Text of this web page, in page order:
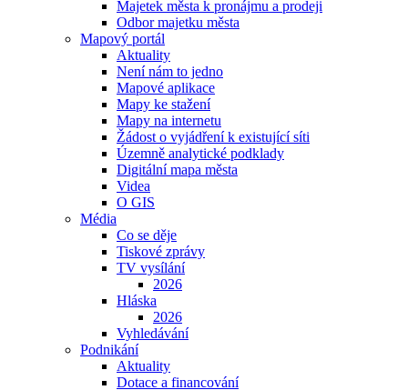
Majetek města k pronájmu a prodeji
Odbor majetku města
Mapový portál
Aktuality
Není nám to jedno
Mapové aplikace
Mapy ke stažení
Mapy na internetu
Žádost o vyjádření k existující síti
Územně analytické podklady
Digitální mapa města
Videa
O GIS
Média
Co se děje
Tiskové zprávy
TV vysílání
2026
Hláska
2026
Vyhledávání
Podnikání
Aktuality
Dotace a financování